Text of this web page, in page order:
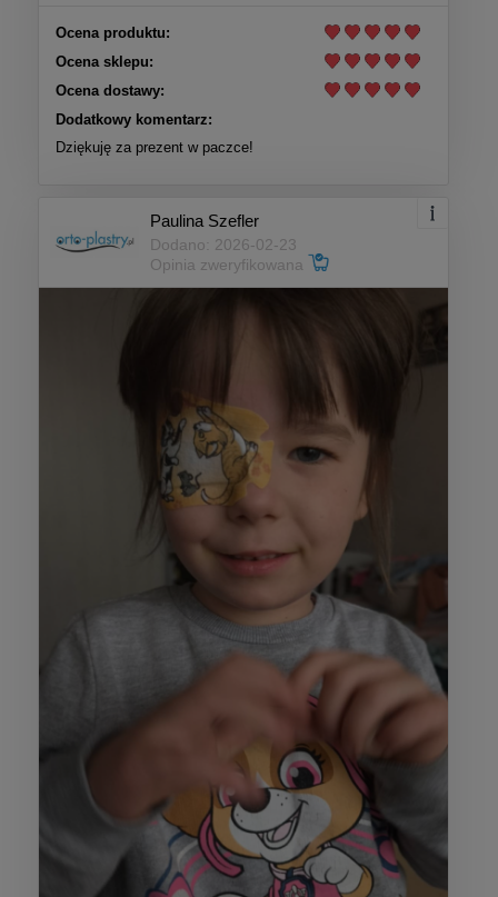
Ocena produktu:
Ocena sklepu:
Ocena dostawy:
Dodatkowy komentarz:
Dziękuję za prezent w paczce!
Paulina Szefler
Dodano: 2026-02-23
Opinia zweryfikowana